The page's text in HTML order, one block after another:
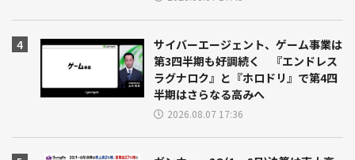
サイバーエージェント、ゲーム事業は
第3四半期も好調続く 『エンドレス
ラグナロク』と『ホロドリ』で第4四
半期はさらなる高みへ
2026.08.07 17:36